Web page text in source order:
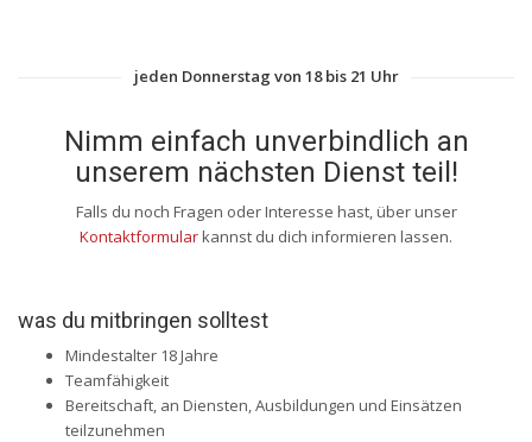
jeden Donnerstag von 18 bis 21 Uhr
Nimm einfach unverbindlich an
unserem nächsten Dienst teil!
Falls du noch Fragen oder Interesse hast, über unser
Kontaktformularkannst du dich informieren lassen.
was du mitbringen solltest
Mindestalter 18 Jahre
Teamfähigkeit
Bereitschaft, an Diensten, Ausbildungen und Einsätzen
teilzunehmen